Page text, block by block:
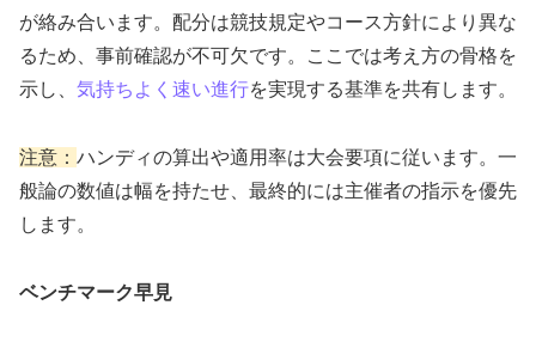
が絡み合います。配分は競技規定やコース方針により異な
るため、事前確認が不可欠です。ここでは考え方の骨格を
示し、 気持ちよく速い進行を実現する基準を共有します。
注意： ハンディの算出や適用率は大会要項に従います。一
般論の数値は幅を持たせ、最終的には主催者の指示を優先
します。
ベンチマーク早見